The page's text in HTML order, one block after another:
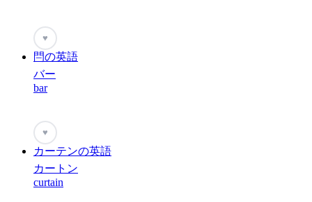
♥
閂の英語
バー
bar
♥
カーテンの英語
カートン
curtain